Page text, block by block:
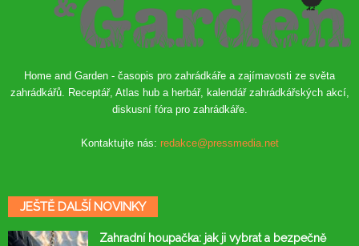
Home and Garden - časopis pro zahrádkáře a zajímavosti ze světa
zahrádkářů. Receptář, Atlas hub a herbář, kalendář zahrádkářských akcí,
diskusní fóra pro zahrádkáře.
Kontaktujte nás: redakce@pressmedia.net
JEŠTĚ DALŠÍ NOVINKY
Zahradní houpačka: jak ji vybrat a bezpečně